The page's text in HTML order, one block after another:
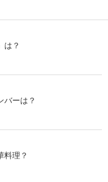
は？
バーは？
料理？